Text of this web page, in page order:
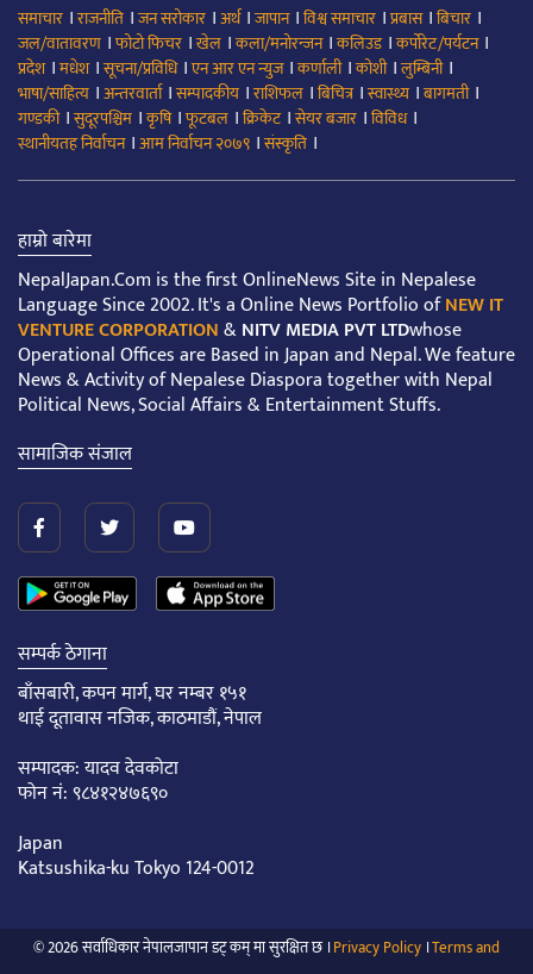
समाचार ।राजनीति ।जन सरोकार ।अर्थ।जापान।विश्व समाचार ।प्रबास।बिचार ।
जल/वातावरण ।फोटो फिचर ।खेल ।कला/मनोरन्जन।कलिउड।कर्पोरेट/पर्यटन।
प्रदेश।मधेश।सूचना/प्रविधि।एन आर एन न्युज।कर्णाली।कोशी।लुम्बिनी।
भाषा/साहित्य ।अन्तरवार्ता।सम्पादकीय ।राशिफल ।बिचित्र।स्वास्थ्य ।बागमती।
गण्डकी।सुदूरपश्चिम ।कृषि।फूटबल ।क्रिकेट।सेयर बजार ।विविध।
स्थानीयतह निर्वाचन।आम निर्वाचन २०७९ ।संस्कृति ।
हाम्रो बारेमा
NepalJapan.Com is the first OnlineNews Site in Nepalese
Language Since 2002. It's a Online News Portfolio ofNEW IT
VENTURE CORPORATION&NITV MEDIA PVT LTDwhose
Operational Offices are Based in Japan and Nepal. We feature
News & Activity of Nepalese Diaspora together with Nepal
Political News, Social Affairs & Entertainment Stuffs.
सामाजिक संजाल
सम्पर्क ठेगाना
बाँसबारी, कपन मार्ग, घर नम्बर १५१
थाई दूतावास नजिक, काठमाडौं, नेपाल
सम्पादक: यादव देवकोटा
फोन नं: ९८४१२४७६९०
Japan
Katsushika-ku Tokyo 124-0012
© 2026 सर्वाधिकार नेपालजापान डट् कम् मा सुरक्षित छ ।Privacy Policy ।Terms and